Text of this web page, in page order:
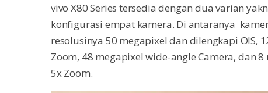
vivo X80 Series tersedia dengan dua varian
konfigurasi empat kamera. Di antaranya
resolusinya 50 megapixel dan dilengkapi OIS,
Zoom, 48 megapixel wide-angle Camera, dan
5x Zoom.